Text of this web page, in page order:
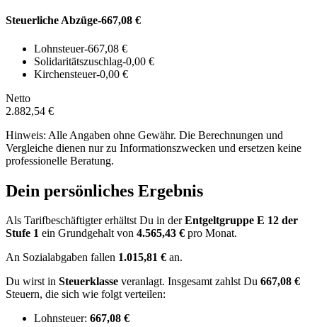
Steuerliche Abzüge-667,08 €
Lohnsteuer-667,08 €
Solidaritätszuschlag-0,00 €
Kirchensteuer-0,00 €
Netto
2.882,54 €
Hinweis: Alle Angaben ohne Gewähr. Die Berechnungen und
Vergleiche dienen nur zu Informationszwecken und ersetzen keine
professionelle Beratung.
Dein persönliches Ergebnis
Als Tarifbeschäftigter erhältst Du in derEntgeltgruppe E 12 der
Stufe 1 ein Grundgehalt von 4.565,43 € pro Monat.
An Sozialabgaben fallen 1.015,81 € an.
Du wirst in Steuerklasse veranlagt. Insgesamt zahlst Du 667,08 €
Steuern, die sich wie folgt verteilen:
Lohnsteuer: 667,08 €